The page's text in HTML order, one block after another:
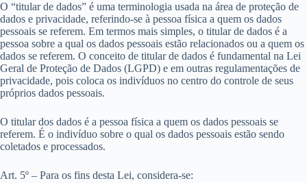
O “titular de dados” é uma terminologia usada na área de proteção de
dados e privacidade, referindo-se à pessoa física a quem os dados
pessoais se referem. Em termos mais simples, o titular de dados é a
pessoa sobre a qual os dados pessoais estão relacionados ou a quem os
dados se referem. O conceito de titular de dados é fundamental na Lei
Geral de Proteção de Dados (LGPD) e em outras regulamentações de
privacidade, pois coloca os indivíduos no centro do controle de seus
próprios dados pessoais.
O titular dos dados é a pessoa física a quem os dados pessoais se
referem. É o indivíduo sobre o qual os dados pessoais estão sendo
coletados e processados.
Art. 5º – Para os fins desta Lei, considera-se: